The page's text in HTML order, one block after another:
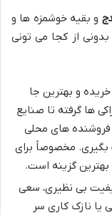
و بقیه خوشمزه ها و
از کجا می تونی
خریده و بهترین جا
ها گرفته تا صنایع
فروشنده های محلی
مخصوصاً برای
بهترین گزینه است.
بی نظیری، سعی
یا نازک کاری سر